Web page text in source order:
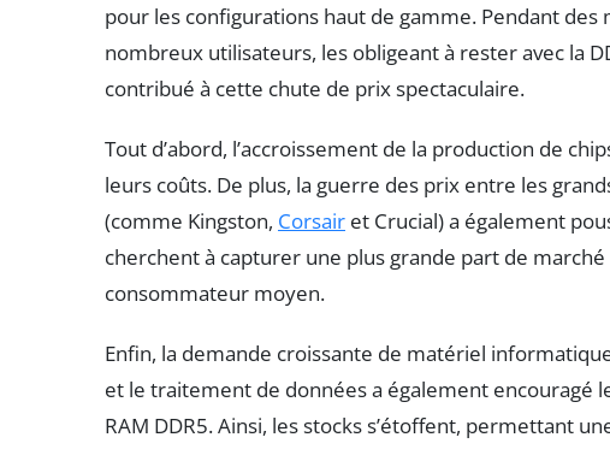
pour les configurations haut de gamme. Pendant
nombreux utilisateurs, les obligeant à rester avec la
contribué à cette chute de prix spectaculaire.
Tout d’abord, l’accroissement de la production de
leurs coûts. De plus, la guerre des prix entre les
(comme Kingston, Corsair et Crucial) a également
cherchent à capturer une plus grande part de
consommateur moyen.
Enfin, la demande croissante de matériel
et le traitement de données a également encouragé
RAM DDR5. Ainsi, les stocks s’étoffent, permettant